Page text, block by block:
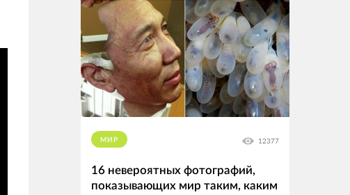
МИР 12377
16 невероятных фотографий,
показывающих мир таким, каким